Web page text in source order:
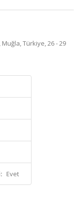
Türkiye, 26 - 29
Evet